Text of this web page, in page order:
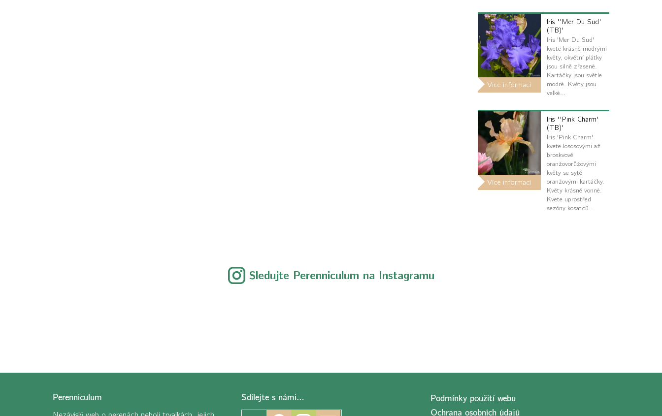
Více informací
Iris ''Mer Du Sud'
(TB)'
Iris 'Mer Du Sud'
kvete krásně modrými
květy, okvětní plátky
jsou silně zřasené.
Kartáčky jsou světle
modré. Květy jsou
velké…
Více informací
Iris ''Pink Charm'
(TB)'
Iris 'Pink Charm'
kvete lososovými až
broskvově
oranžovorůžovými
květy se sytě
oranžovými kartáčky.
Květy krásně vonné.
Kvete uprostřed
sezóny kosatců...
Sledujte Perenniculum na Instagramu
Perenniculum Sdílejte s námi…
Podmínky použití webu
Ochrana osobních údajů